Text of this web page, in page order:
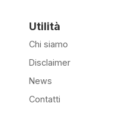
Utilità
Chi siamo
Disclaimer
News
Contatti